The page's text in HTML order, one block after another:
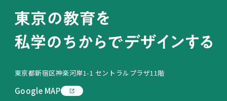
東京都新宿区神楽河岸1-1 セントラルプラザ11階
Google MAP